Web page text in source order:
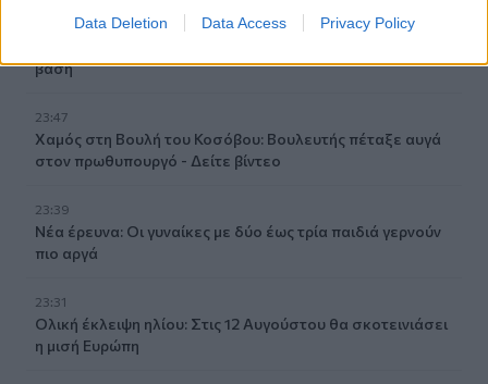
Data Deletion Data Access Privacy Policy
βάση
23:47
Χαμός στη Βουλή του Κοσόβου: Βουλευτής πέταξε αυγά
στον πρωθυπουργό - Δείτε βίντεο
23:39
Νέα έρευνα: Οι γυναίκες με δύο έως τρία παιδιά γερνούν
πιο αργά
23:31
Ολική έκλειψη ηλίου: Στις 12 Αυγούστου θα σκοτεινιάσει
η μισή Ευρώπη